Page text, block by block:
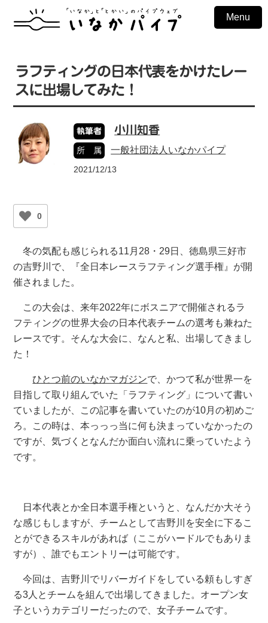
Menu
ラフティングの日本代表をかけたレー
スに出場してみた！
執筆者 小川知香
所 属 一般社団法人いなかパイプ
2021/12/13
0
冬の気配も感じられる11月28・29日、徳島県三好市
の吉野川で、『全日本レースラフティング選手権』が開
催されました。
この大会は、来年2022年にボスニアで開催されるラ
フティングの世界大会の日本代表チームの選考も兼ねた
レースです。そんな大会に、なんと私、出場してきまし
た！
ひとつ前のいなかマガジンで、かつて私が世界一を
目指して取り組んでいた「ラフティング」について書い
ていましたが、この記事を書いていたのが10月の初めご
ろ。この時は、本っっっ当に何も決まっていなかったの
ですが、気づくとなんだか面白い流れに乗っていたよう
です。
日本代表とか全日本選手権というと、なんだか大そう
な感じもしますが、チームとして吉野川を安全に下るこ
とができるスキルがあれば（ここがハードルでもありま
すが）、誰でもエントリーは可能です。
今回は、吉野川でリバーガイドをしている頼もしすぎ
る3人とチームを組んで出場してきました。オープン女
子というカテゴリーだったので、女子チームです。